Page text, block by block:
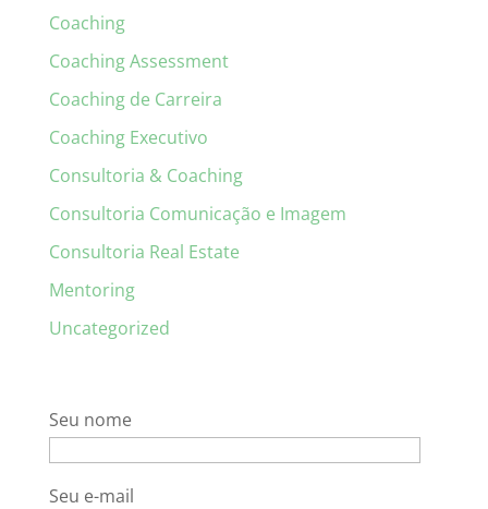
Coaching
Coaching Assessment
Coaching de Carreira
Coaching Executivo
Consultoria & Coaching
Consultoria Comunicação e Imagem
Consultoria Real Estate
Mentoring
Uncategorized
Seu nome
Seu e-mail